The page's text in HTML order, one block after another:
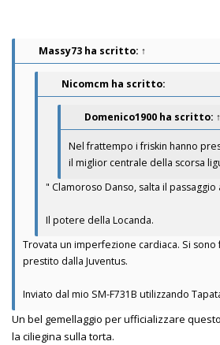
Massy73 ha scritto: ↑
Nicomcm ha scritto:
Domenico1900 ha scritto: ↑
Nel frattempo i friskin hanno
il miglior centrale della scorsa
" Clamoroso Danso, salta il passaggio
Il potere della Locanda.
Trovata un imperfezione cardiaca. Si
prestito dalla Juventus.
Inviato dal mio SM-F731B utilizzando
Un bel gemellaggio per ufficializzare
la ciliegina sulla torta.